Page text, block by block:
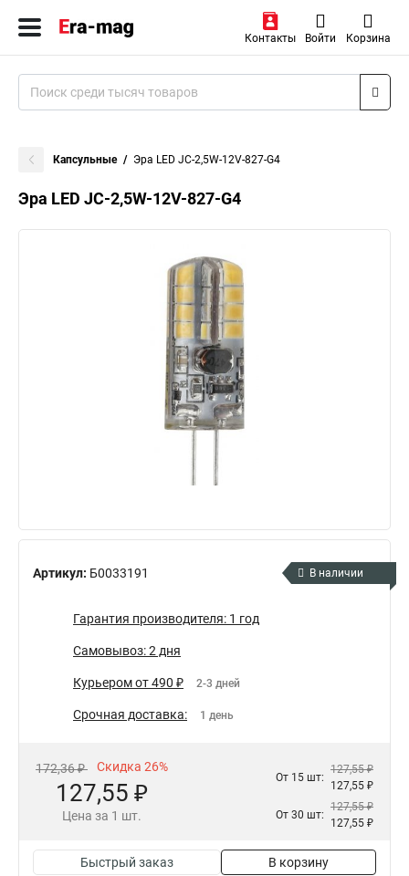
Контакты Войти Корзина
Капсульные Эра LED JC-2,5W-12V-827-G4
Эра LED JC-2,5W-12V-827-G4
Артикул: Б0033191 В наличии
Гарантия производителя: 1 год
Самовывоз: 2 дня
Курьером от 490 ₽ 2-3 дней
Срочная доставка: 1 день
172,36 ₽ Скидка 26%
127,55 ₽
Цена за 1 шт.
От 15 шт:
127,55 ₽
127,55 ₽
От 30 шт:
127,55 ₽
127,55 ₽
Быстрый заказ В корзину